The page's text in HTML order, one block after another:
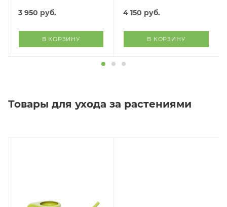
3 950 руб.
В КОРЗИНУ
4 150 руб.
В КОРЗИНУ
Товары для ухода за растениями